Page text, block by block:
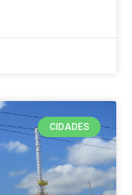
CIDADES